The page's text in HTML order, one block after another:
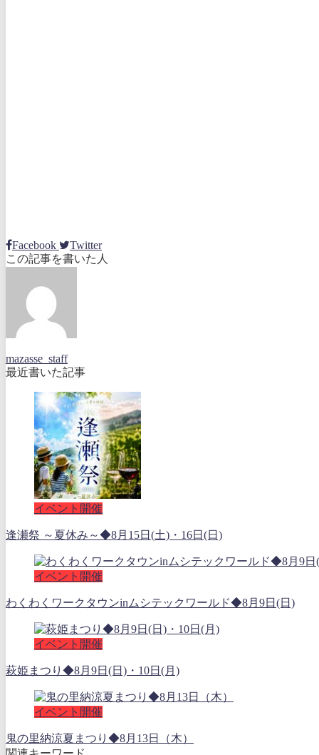
Facebook
Twitter
この記事を書いた人
mazasse_staff
最近書いた記事
イベント開催
逢瀬祭 ～夏休み～◆8月15日(土)・16日(日)
イベント開催
わくわくワークタウンinムシテックワールド◆8月9日(日)
イベント開催
萩姫まつり◆8月9日(日)・10日(月)
イベント開催
鬼の里納涼夏まつり◆8月13日（木）